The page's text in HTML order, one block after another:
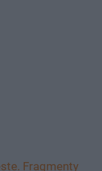
Fragmenty